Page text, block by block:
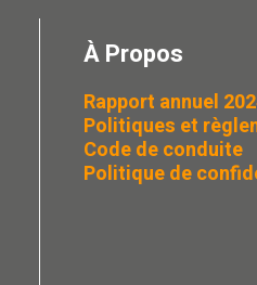
À Propos
Rapport annuel
Politiques et
Code de conduite
Politique de